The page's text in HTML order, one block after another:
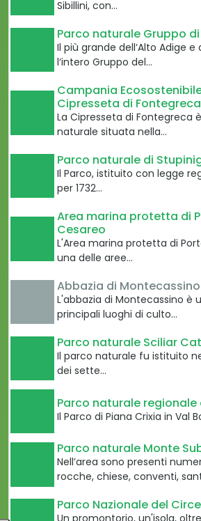
Sibillini, con…
Parco naturale Gruppo
Il più grande dell‘Alto Adige
l‘intero Gruppo del…
Campania
Cipresseta di Fontegreca
La Cipresseta di Fontegreca
naturale situata nella…
Parco naturale di
Il Parco, istituito con legge
per 1732…
Area marina protetta di
Cesareo
L'Area marina protetta di
una delle aree…
Abbazia di Montecassino
L'abbazia di Montecassino è
principali luoghi di culto…
Parco naturale Sciliar
Il parco naturale fu istituito
dei sette…
Parco naturale regionale
Il Parco di Piana Crixia in Val
Parco naturale Monte
Nell’area sono presenti
rocche, chiese, conventi,
Parco Nazionale del